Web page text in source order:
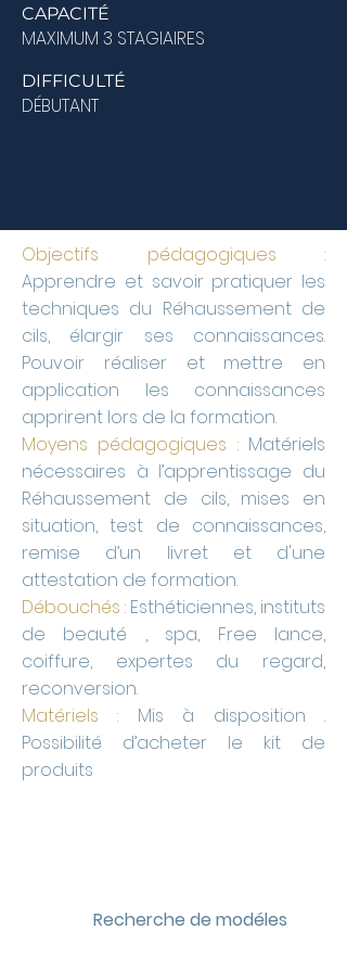
CAPACITÉ
MAXIMUM 3 STAGIAIRES
DIFFICULTÉ
DÉBUTANT
Objectifs pédagogiques :
Apprendre et savoir pratiquer les
techniques du Réhaussement de
cils, élargir ses connaissances.
Pouvoir réaliser et mettre en
application les connaissances
apprirent lors de la formation.
Moyens pédagogiques :Matériels
nécessaires à l’apprentissage du
Réhaussement de cils, mises en
situation, test de connaissances,
remise d’un livret et d'une
attestation de formation.
Débouchés : Esthéticiennes, instituts
de beauté , spa, Free lance,
coiffure, expertes du regard,
reconversion.
Matériels: Mis à disposition .
Possibilité d’acheter le kit de
produits
Recherche de modéles